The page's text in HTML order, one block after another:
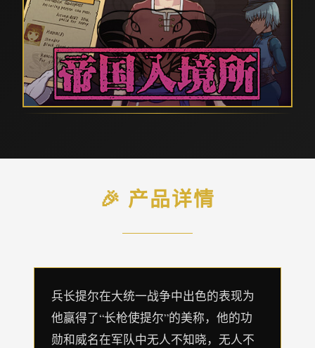
🎉 产品详情
兵长提尔在大统一战争中出色的表现为
他赢得了“长枪使提尔”的美称，他的功
勋和威名在军队中无人不知晓，无人不